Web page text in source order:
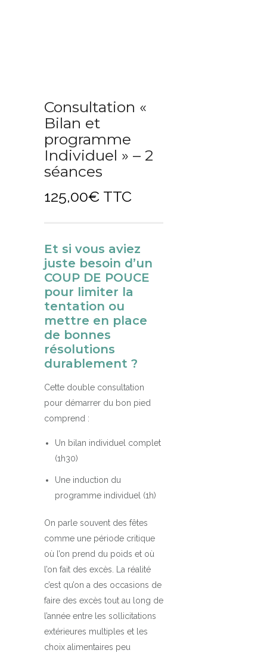
Consultation «
Bilan et
programme
Individuel » – 2
séances
125,00€ TTC
Et si vous aviez
juste besoin d’un
COUP DE POUCE
pour limiter la
tentation ou
mettre en place
de bonnes
résolutions
durablement ?
Cette double consultation
pour démarrer du bon pied
comprend :
Un bilan individuel complet
(1h30)
Une induction du
programme individuel (1h)
On parle souvent des fêtes
comme une période critique
où l’on prend du poids et où
l’on fait des excès. La réalité
c’est qu’on a des occasions de
faire des excès tout au long de
l’année entre les sollicitations
extérieures multiples et les
choix alimentaires peu